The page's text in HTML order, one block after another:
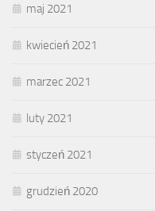
maj 2021
kwiecień 2021
marzec 2021
luty 2021
styczeń 2021
grudzień 2020